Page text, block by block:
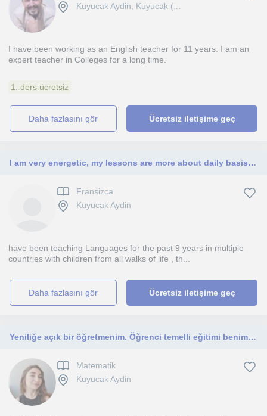
Kuyucak Aydin, Kuyucak (...
I have been working as an English teacher for 11 years. I am an
expert teacher in Colleges for a long time.
1. ders ücretsiz
daha fazlasını gör Ücretsiz iletişime geç
I am very energetic, my lessons are more about daily basis conversation(it depends on the learner) I tend to make everything easy.
Fransizca
Kuyucak Aydin
have been teaching Languages for the past 9 years in multiple
countries with children from all walks of life , th...
daha fazlasını gör Ücretsiz iletişime geç
Yeniliğe açık bir öğretmenim. Öğrenci temelli eğitimi benimser, derslerimde uygularım. Öğrencilerimle birebir ilgilenirim.
Matematik
Kuyucak Aydin